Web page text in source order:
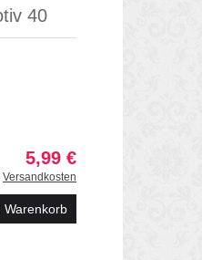
40
5,99 €
Versandkosten
Warenkorb